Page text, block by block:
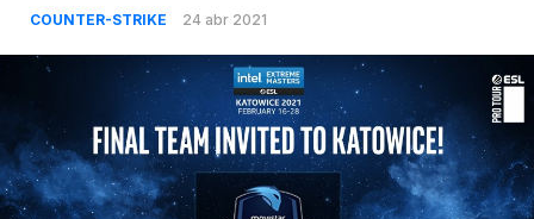
COUNTER-STRIKE 24 abr 2021